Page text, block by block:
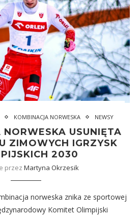
KOMBINACJA NORWESKA NEWSY
USUNIĘTA
ZIMOWYCH IGRZYSK
2030
przez Martyna Okrzesik
norweska znika ze sportowej
Komitet Olimpijski